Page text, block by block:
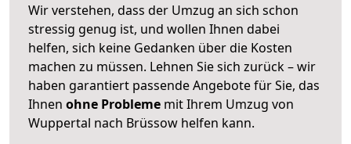
Wir verstehen, dass der Umzug an sich schon
stressig genug ist, und wollen Ihnen dabei
helfen, sich keine Gedanken über die Kosten
machen zu müssen. Lehnen Sie sich zurück – wir
haben garantiert passende Angebote für Sie, das
Ihnen ohne Probleme mit Ihrem Umzug von
Wuppertal nach Brüssow helfen kann.